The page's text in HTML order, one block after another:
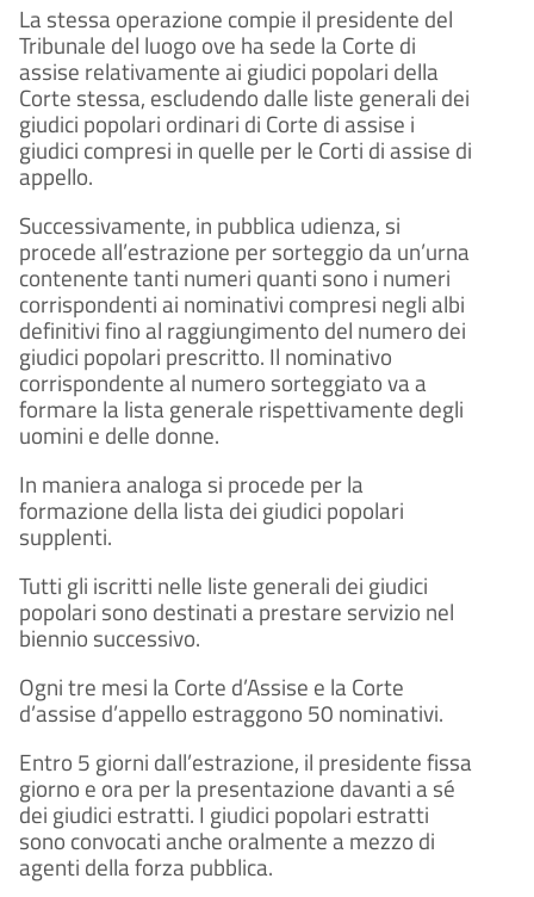
La stessa operazione compie il presidente del
Tribunale del luogo ove ha sede la Corte di
assise relativamente ai giudici popolari della
Corte stessa, escludendo dalle liste generali dei
giudici popolari ordinari di Corte di assise i
giudici compresi in quelle per le Corti di assise di
appello.
Successivamente, in pubblica udienza, si
procede all’estrazione per sorteggio da un’urna
contenente tanti numeri quanti sono i numeri
corrispondenti ai nominativi compresi negli albi
definitivi fino al raggiungimento del numero dei
giudici popolari prescritto. Il nominativo
corrispondente al numero sorteggiato va a
formare la lista generale rispettivamente degli
uomini e delle donne.
In maniera analoga si procede per la
formazione della lista dei giudici popolari
supplenti.
Tutti gli iscritti nelle liste generali dei giudici
popolari sono destinati a prestare servizio nel
biennio successivo.
Ogni tre mesi la Corte d’Assise e la Corte
d’assise d’appello estraggono 50 nominativi.
Entro 5 giorni dall’estrazione, il presidente fissa
giorno e ora per la presentazione davanti a sé
dei giudici estratti. I giudici popolari estratti
sono convocati anche oralmente a mezzo di
agenti della forza pubblica.